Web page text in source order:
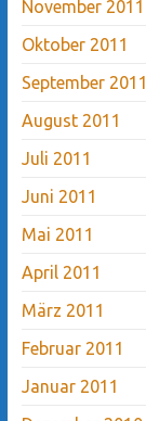
November 2011
Oktober 2011
September 2011
August 2011
Juli 2011
Juni 2011
Mai 2011
April 2011
März 2011
Februar 2011
Januar 2011